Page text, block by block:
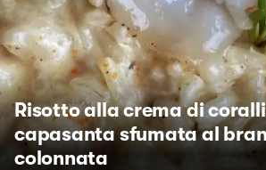
Risotto alla crema di
capasanta sfumata al
colonnata